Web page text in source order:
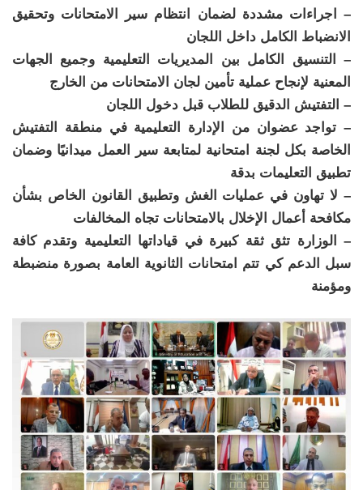
– اجراءات مشددة لضمان انتظام سير الامتحانات وتحقيق
الانضباط الكامل داخل اللجان
– التنسيق الكامل بين المديريات التعليمية وجميع الجهات
المعنية لإنجاح عملية تأمين لجان الامتحانات من الخارج
– التفتيش الدقيق للطلاب قبل دخول اللجان
– تواجد عضوان من الإدارة التعليمية في منطقة التفتيش
الخاصة بكل لجنة امتحانية لمتابعة سير العمل ميدانيًا وضمان
تطبيق التعليمات بدقة
– لا تهاون في عمليات الغش وتطبيق القانون الخاص بشأن
مكافحة أعمال الإخلال بالامتحانات تجاه المخالفات
– الوزارة تثق ثقة كبيرة في قياداتها التعليمية وتقدم كافة
سبل الدعم كي تتم امتحانات الثانوية العامة بصورة منضبطة
ومؤمنة